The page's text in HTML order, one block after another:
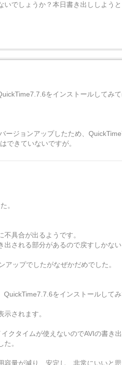
でしょうか？本日書き出ししようと
をインストールしてみ
ジョンアップしたため、
できていないですが。
。
具合が出るようです。
される部分があるので戻すしかない
ップでしたがなぜかだめでした。
をインストールして
されます。
クタイムが使えないのでAVIの書き
。
量が減り、安定し、非常にいいと